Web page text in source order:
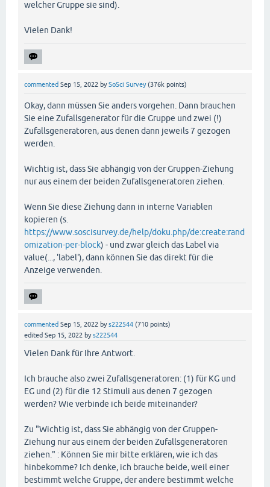
welcher Gruppe sie sind).
Vielen Dank!
commented Sep 15, 2022 bySoSci Survey (376k points)
Okay, dann müssen Sie anders vorgehen. Dann brauchen
Sie eine Zufallsgenerator für die Gruppe und zwei (!)
Zufallsgeneratoren, aus denen dann jeweils 7 gezogen
werden.
Wichtig ist, dass Sie abhängig von der Gruppen-Ziehung
nur aus einem der beiden Zufallsgeneratoren ziehen.
Wenn Sie diese Ziehung dann in interne Variablen
kopieren (s.
https://www.soscisurvey.de/help/doku.php/de:create:rand
omization-per-block) - und zwar gleich das Label via
value(..., 'label'), dann können Sie das direkt für die
Anzeige verwenden.
commented Sep 15, 2022 bys222544 (710 points)
edited Sep 15, 2022 bys222544
Vielen Dank für Ihre Antwort.
Ich brauche also zwei Zufallsgeneratoren: (1) für KG und
EG und (2) für die 12 Stimuli aus denen 7 gezogen
werden? Wie verbinde ich beide miteinander?
Zu "Wichtig ist, dass Sie abhängig von der Gruppen-
Ziehung nur aus einem der beiden Zufallsgeneratoren
ziehen." : Können Sie mir bitte erklären, wie ich das
hinbekomme? Ich denke, ich brauche beide, weil einer
bestimmt welche Gruppe, der andere bestimmt welche